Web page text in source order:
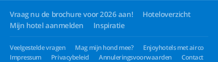
Vraag nu de brochure voor 2026 aan!
Hoteloverzicht
Mijn hotel aanmelden
Inspiratie
Veelgestelde vragen Mag mijn hond mee?
Enjoyhotels met airco
Impressum
Privacybeleid Annuleringsvoorwaarden
Contact